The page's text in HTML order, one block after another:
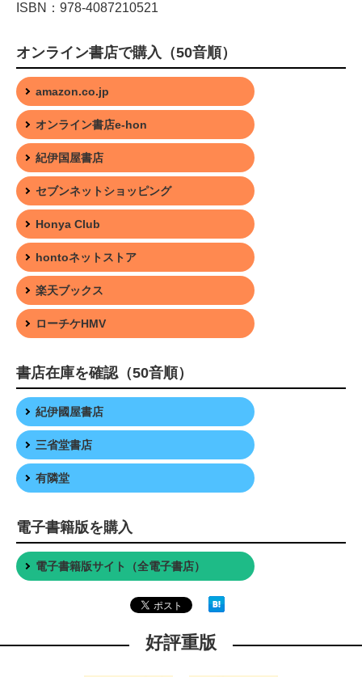
ISBN：978-4087210521
オンライン書店で購入（50音順）
amazon.co.jp
オンライン書店e-hon
紀伊国屋書店
セブンネットショッピング
Honya Club
hontoネットストア
楽天ブックス
ローチケHMV
書店在庫を確認（50音順）
紀伊國屋書店
三省堂書店
有隣堂
電子書籍版を購入
電子書籍版サイト（全電子書店）
好評重版